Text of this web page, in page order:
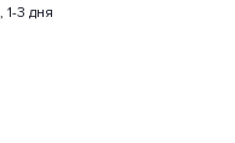
1-3 дня